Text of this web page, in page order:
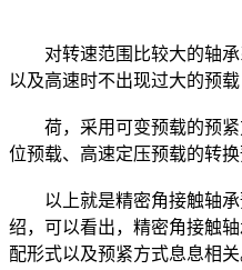
对转速范围比较大的轴承
以及高速时不出现过大的预载
荷，采用可变预载的预紧
位预载、高速定压预载的转换
以上就是精密角接触轴承
绍，可以看出，精密角接触
配形式以及预紧方式息息相